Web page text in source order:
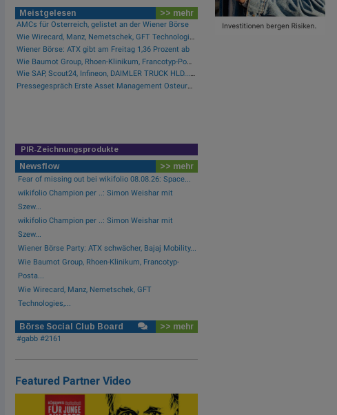
Meistgelesen >> mehr
AMCs für Österreich, gelistet an der Wiener Börse
Wie Wirecard, Manz, Nemetschek, GFT Technologies, SAP und Rocket Internet für Gesprächsstoff sorgten
Wiener Börse: ATX gibt am Freitag 1,36 Prozent ab
Wie Baumot Group, Rhoen-Klinikum, Francotyp-Postalia, Tele Columbus, European Lithium und Lanxess für Gesprächsstoff sorgten
Wie SAP, Scout24, Infineon, DAIMLER TRUCK HLD..., Zalando und Allianz für Gesprächsstoff im DAX sorgten
Pressegespräch Erste Asset Management Osteuropa Aktien
PIR-Zeichnungsprodukte
Newsflow >> mehr
Fear of missing out bei wikifolio 08.08.26: Space...
wikifolio Champion per ..: Simon Weishar mit
Szew...
wikifolio Champion per ..: Simon Weishar mit
Szew...
Wiener Börse Party: ATX schwächer, Bajaj Mobility...
Wie Baumot Group, Rhoen-Klinikum, Francotyp-
Posta...
Wie Wirecard, Manz, Nemetschek, GFT
Technologies,...
Börse Social Club Board >> mehr
#gabb #2161
Featured Partner Video